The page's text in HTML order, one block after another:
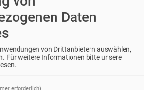
Teamjubiläum
Daten
von Drittanbietern auswählen,
Für weitere Informationen bitte unsere
lesen.
erforderlich)